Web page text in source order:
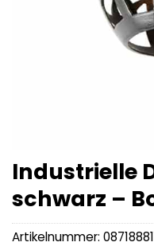
Industrielle
schwarz –
Artikelnummer: